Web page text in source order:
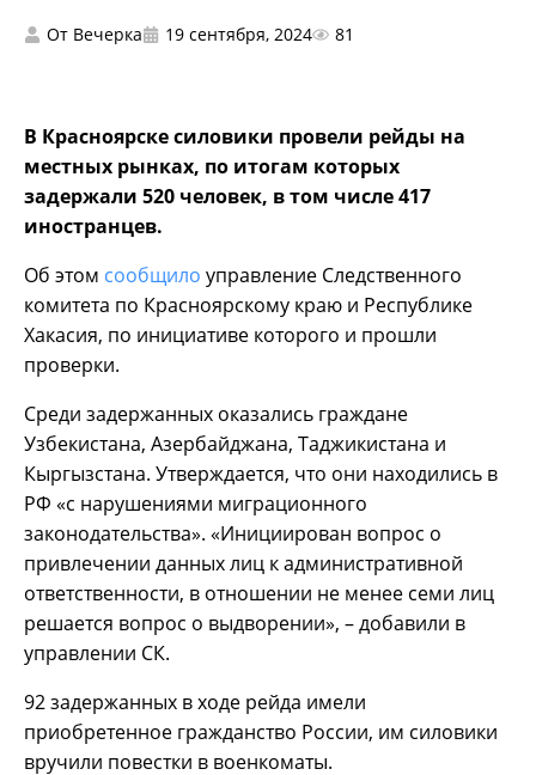
От Вечерка 19 сентября, 2024 81
В Красноярске силовики провели рейды на
местных рынках, по итогам которых
задержали 520 человек, в том числе 417
иностранцев.
Об этом сообщило управление Следственного
комитета по Красноярскому краю и Республике
Хакасия, по инициативе которого и прошли
проверки.
Среди задержанных оказались граждане
Узбекистана, Азербайджана, Таджикистана и
Кыргызстана. Утверждается, что они находились в
РФ «с нарушениями миграционного
законодательства». «Инициирован вопрос о
привлечении данных лиц к административной
ответственности, в отношении не менее семи лиц
решается вопрос о выдворении», – добавили в
управлении СК.
92 задержанных в ходе рейда имели
приобретенное гражданство России, им силовики
вручили повестки в военкоматы.